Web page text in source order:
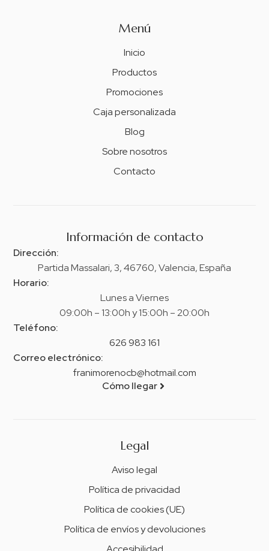
Menú
Inicio
Productos
Promociones
Caja personalizada
Blog
Sobre nosotros
Contacto
Información de contacto
Dirección:
Partida Massalari, 3, 46760, Valencia, España
Horario:
Lunes a Viernes
09:00h – 13:00h y 15:00h – 20:00h
Teléfono:
626 983 161
Correo electrónico:
franimorenocb@hotmail.com
Cómo llegar
Legal
Aviso legal
Política de privacidad
Política de cookies (UE)
Política de envíos y devoluciones